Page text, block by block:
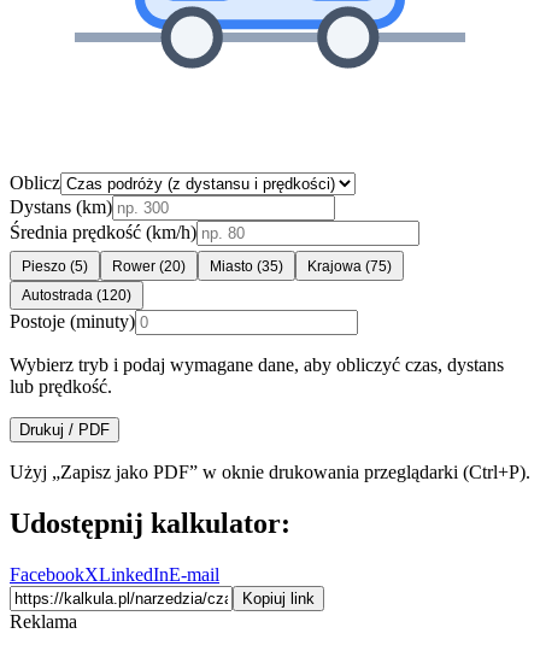
Oblicz
Dystans (km)
Średnia prędkość (km/h)
Pieszo (5) Rower (20) Miasto (35) Krajowa (75)
Autostrada (120)
Postoje (minuty)
Wybierz tryb i podaj wymagane dane, aby obliczyć czas, dystans
lub prędkość.
Drukuj / PDF
Użyj „Zapisz jako PDF” w oknie drukowania przeglądarki (Ctrl+P).
Udostępnij kalkulator:
FacebookXLinkedInE-mail
Kopiuj link
Reklama